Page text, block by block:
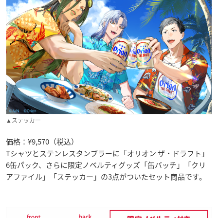
▲ステッカー
価格：¥9,570（税込）
Tシャツとステンレスタンブラーに「オリオン ザ・ドラフト」
6缶パック、さらに限定ノベルティグッズ「缶バッチ」「クリ
アファイル」「ステッカー」の3点がついたセット商品です。